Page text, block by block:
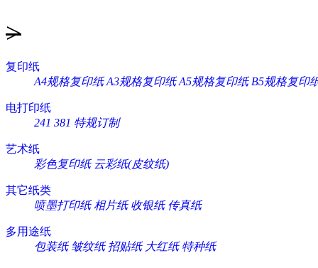
>
复印纸
A4规格复印纸 A3规格复印纸 A5规格复印纸 B5规格复印
电打印纸
241 381 特规订制
艺术纸
彩色复印纸 云彩纸(皮纹纸)
其它纸类
喷墨打印纸 相片纸 收银纸 传真纸
多用途纸
包装纸 皱纹纸 招贴纸 大红纸 特种纸